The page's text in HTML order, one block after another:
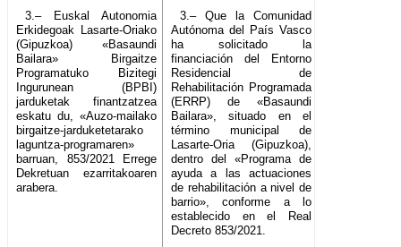
3.– Euskal Autonomia
Erkidegoak Lasarte-Oriako
(Gipuzkoa) «Basaundi
Bailara» Birgaitze
Programatuko Bizitegi
Ingurunean (BPBI)
jarduketak finantzatzea
eskatu du, «Auzo-mailako
birgaitze-jarduketetarako
laguntza-programaren»
barruan, 853/2021 Errege
Dekretuan ezarritakoaren
arabera.
3.– Que la Comunidad
Autónoma del País Vasco
ha solicitado la
financiación del Entorno
Residencial de
Rehabilitación Programada
(ERRP) de «Basaundi
Bailara», situado en el
término municipal de
Lasarte-Oria (Gipuzkoa),
dentro del «Programa de
ayuda a las actuaciones
de rehabilitación a nivel de
barrio», conforme a lo
establecido en el Real
Decreto 853/2021.